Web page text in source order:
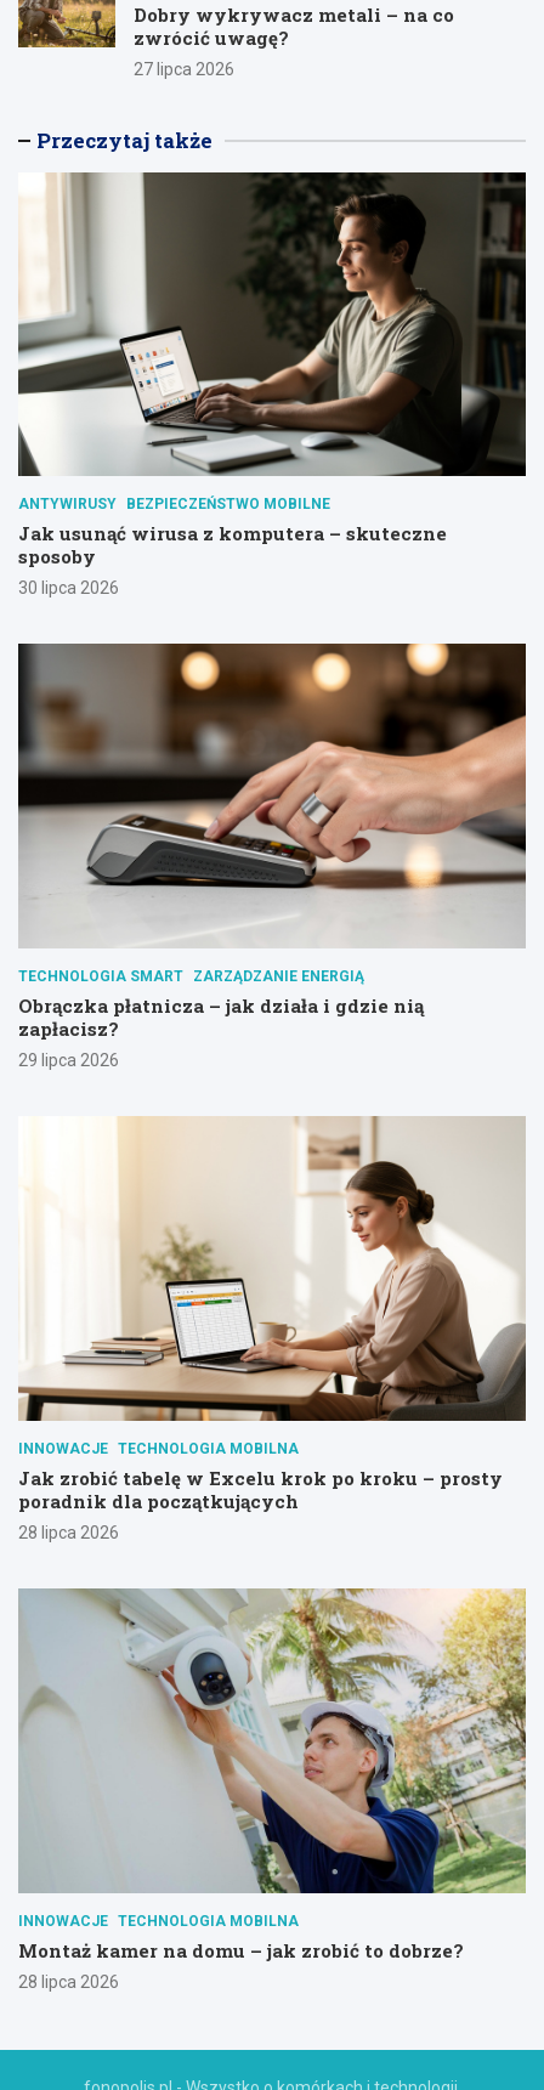
Dobry wykrywacz metali – na co
zwrócić uwagę?
27 lipca 2026
Przeczytaj także
ANTYWIRUSY BEZPIECZEŃSTWO MOBILNE
Jak usunąć wirusa z komputera – skuteczne
sposoby
30 lipca 2026
TECHNOLOGIA SMART ZARZĄDZANIE ENERGIĄ
Obrączka płatnicza – jak działa i gdzie nią
zapłacisz?
29 lipca 2026
INNOWACJE TECHNOLOGIA MOBILNA
Jak zrobić tabelę w Excelu krok po kroku – prosty
poradnik dla początkujących
28 lipca 2026
INNOWACJE TECHNOLOGIA MOBILNA
Montaż kamer na domu – jak zrobić to dobrze?
28 lipca 2026